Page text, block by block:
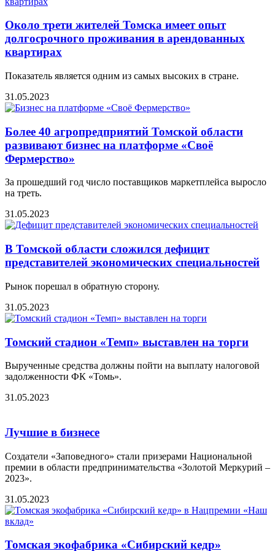
Около трети жителей Томска имеет опыт
долгосрочного проживания в арендованных
квартирах
Показатель является одним из самых высоких в стране.
31.05.2023
Более 40 агропредприятий Томской области
развивают бизнес на платформе «Своё
Фермерство»
За прошедший год число поставщиков маркетплейса выросло
на треть.
31.05.2023
В Томской области сложился дефицит
представителей экономических специальностей
Рынок порешал в обратную сторону.
31.05.2023
Томский стадион «Темп» выставлен на торги
Вырученные средства должны пойти на выплату налоговой
задолженности ФК «Томь».
31.05.2023
Лучшие в бизнесе
Создатели «Заповедного» стали призерами Национальной
премии в области предпринимательства «Золотой Меркурий –
2023».
31.05.2023
Томская экофабрика «Сибирский кедр»